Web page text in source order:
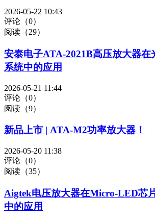
2026-05-22 10:43
评论（0）
阅读（29）
安泰电子ATA-2021B高压放大器在
系统中的应用
2026-05-21 11:44
评论（0）
阅读（9）
新品上市 | ATA-M2功率放大器！
2026-05-20 11:38
评论（0）
阅读（35）
Aigtek电压放大器在Micro-LED芯
中的应用